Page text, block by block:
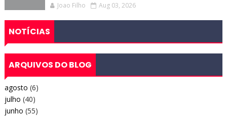
Joao Filho Aug 03, 2026
NOTÍCIAS
ARQUIVOS DO BLOG
agosto (6)
julho (40)
junho (55)